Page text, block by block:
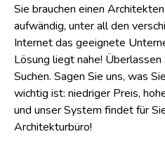
Sie brauchen einen
aufwändig, unter all den
Internet das geeignete
Lösung liegt nahe!
Suchen. Sagen Sie uns, was
wichtig ist: niedriger Preis,
und unser System findet für
Architekturbüro!